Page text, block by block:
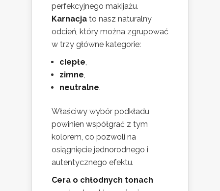
perfekcyjnego makijażu.
Karnacja to nasz naturalny
odcień, który można zgrupować
w trzy główne kategorie:
ciepłe,
zimne,
neutralne.
Właściwy wybór podkładu
powinien współgrać z tym
kolorem, co pozwoli na
osiągnięcie jednorodnego i
autentycznego efektu.
Cera o chłodnych tonach